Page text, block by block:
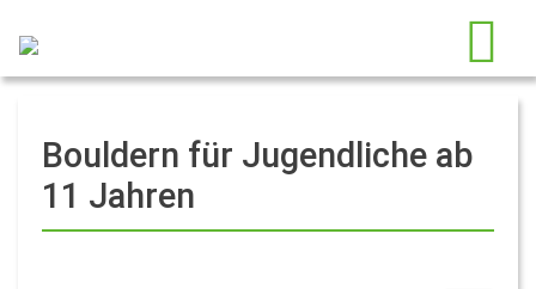
Bouldern für Jugendliche ab
11 Jahren